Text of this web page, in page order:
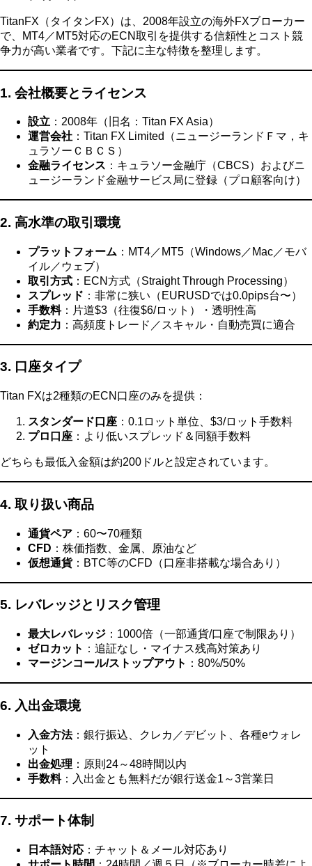
TitanFX（タイタンFX）は、2008年設立の海外FXブローカー
で、MT4／MT5対応のECN取引を提供する信頼性とコスト競
争力が高い業者です。下記に主な特徴を整理します。
1. 会社概要とライセンス
設立 ：2008年（旧名：Titan FX Asia）
運営会社 ：Titan FX Limited（ニュージーランドＦマ，キ
ュラソーＣＢＣＳ）
金融ライセンス ：キュラソー金融庁（CBCS）およびニ
ュージーランド金融サービス局に登録（プロ顧客向け）
2. 高水準の取引環境
プラットフォーム ：MT4／MT5（Windows／Mac／モバ
イル／ウェブ）
取引方式 ：ECN方式（Straight Through Processing）
スプレッド ：非常に狭い（EURUSDでは0.0pips台〜）
手数料：片道$3（往復$6/ロット）・透明性高
約定力 ：高頻度トレード／スキャル・自動売買に適合
3. 口座タイプ
Titan FXは2種類のECN口座のみを提供：
スタンダード口座 ：0.1ロット単位、$3/ロット手数料
プロ口座 ：より低いスプレッド＆同額手数料
どちらも最低入金額は約200ドルと設定されています。
4. 取り扱い商品
通貨ペア ：60〜70種類
CFD ：株価指数、金属、原油など
仮想通貨：BTC等のCFD（口座非搭載な場合あり）
5. レバレッジとリスク管理
最大レバレッジ ：1000倍（一部通貨/口座で制限あり）
ゼロカット ：追証なし・マイナス残高対策あり
マージンコール/ストップアウト ：80%/50%
6. 入出金環境
入金方法：銀行振込、クレカ／デビット、各種eウォレ
ット
出金処理 ：原則24～48時間以内
手数料：入出金とも無料だが銀行送金1～3営業日
7. サポート体制
日本語対応 ：チャット＆メール対応あり